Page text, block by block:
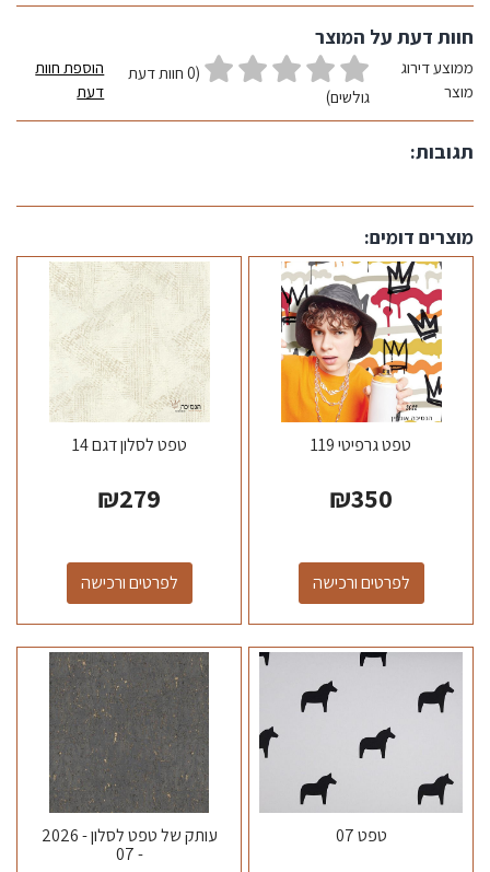
חוות דעת על המוצר
ממוצע דירוג
מוצר
(0 חוות דעת
גולשים)
הוספת חוות
דעת
תגובות:
מוצרים דומים:
טפט גרפיטי 119
₪350
לפרטים ורכישה
טפט לסלון דגם 14
₪279
לפרטים ורכישה
טפט 07
עותק של טפט לסלון - 2026
- 07